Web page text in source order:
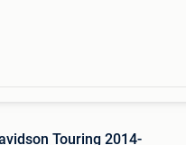
Touring 2014-